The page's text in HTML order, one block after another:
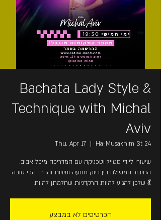
Bachata Lady Style &
Technique with Michal
Aviv
Thu, Apr 17
  |
Ha-Musakhim St 24
שיעורי ליידי סטייל וטכניקה עם המדריכה מיכל אביב,
החיבור המושלם בין דיוק תנועה ונשיות והדרך הכי טובה
שלכן להגיע להיות הרקדניות שחלמתן להיות 💃
הכרטיסים לא במבצע